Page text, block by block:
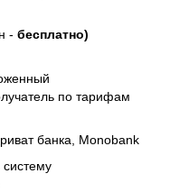
- бесплатно)
по тарифам
банка, Monobank
систему